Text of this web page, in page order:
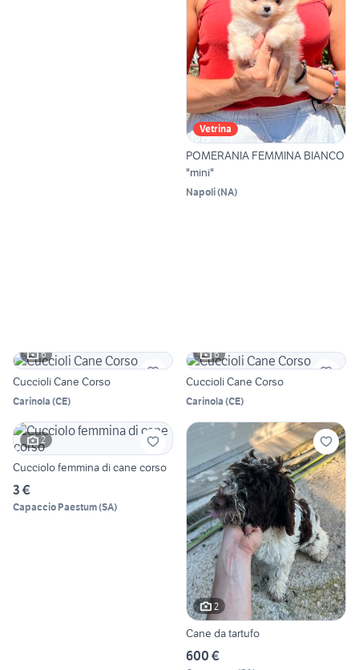
Vetrina
POMERANIA FEMMINA BIANCO
"mini"
Napoli(NA)
6
Cuccioli Cane Corso
Carinola (CE)
6
Cuccioli Cane Corso
Carinola (CE)
2
Cucciolo femmina di cane corso
3 €
Capaccio Paestum(SA)
2
Cane da tartufo
600 €